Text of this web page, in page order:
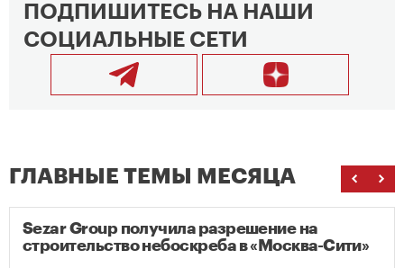
ПОДПИШИТЕСЬ НА НАШИ
СОЦИАЛЬНЫЕ СЕТИ
ГЛАВНЫЕ ТЕМЫ МЕСЯЦА
Sezar Group получила разрешение на
строительство небоскреба в «Москва-Сити»